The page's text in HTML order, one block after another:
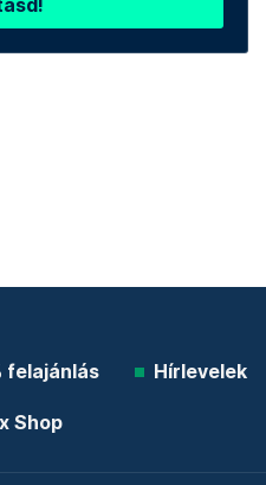
Telex shop